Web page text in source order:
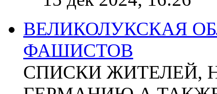
ВЕЛИКОЛУКСКАЯ
ФАШИСТОВ
СПИСКИ ЖИТЕЛЕЙ,